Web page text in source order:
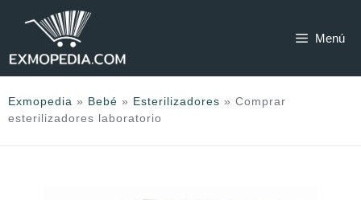
Menú
Exmopedia » Bebé » Esterilizadores » Comprar
esterilizadores laboratorio